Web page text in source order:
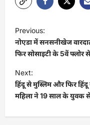
Previous:
नोएडा में सनसनीखेज
फिर सोसाइटी के 5वें फ्लोर
Next:
हिंदू से मुस्लिम और फिर
महिला ने 19 साल के युवक से